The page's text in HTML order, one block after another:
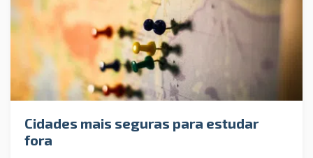
Cidades mais seguras para estudar
fora